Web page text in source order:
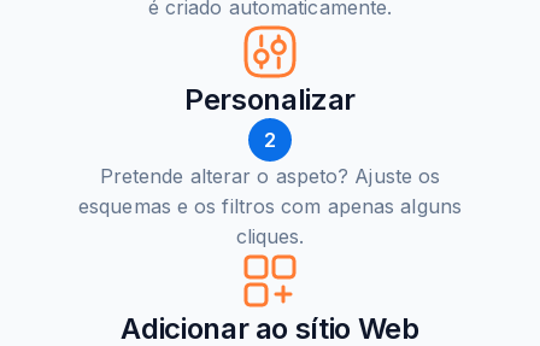
é criado automaticamente.
Personalizar
2
Pretende alterar o aspeto? Ajuste os
esquemas e os filtros com apenas alguns
cliques.
Adicionar ao sítio Web